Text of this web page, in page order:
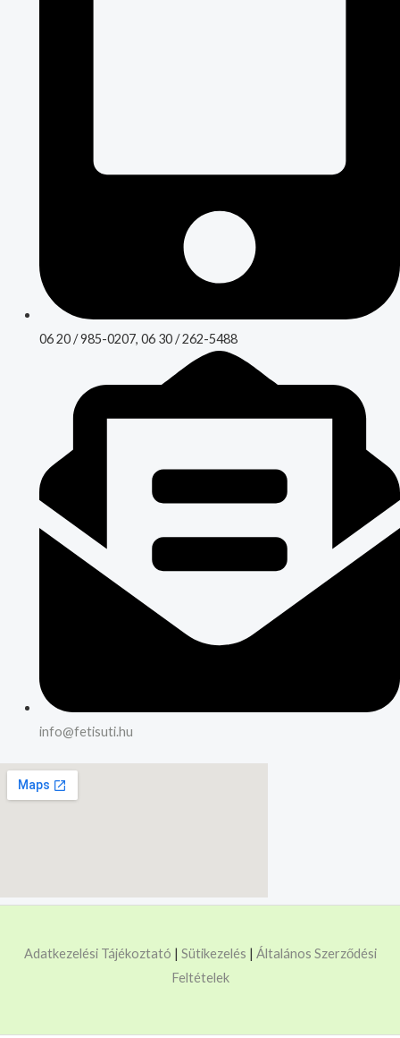
06 20 / 985-0207, 06 30 / 262-5488
info@fetisuti.hu
Adatkezelési Tájékoztató | Sütikezelés | Általános Szerződési
Feltételek